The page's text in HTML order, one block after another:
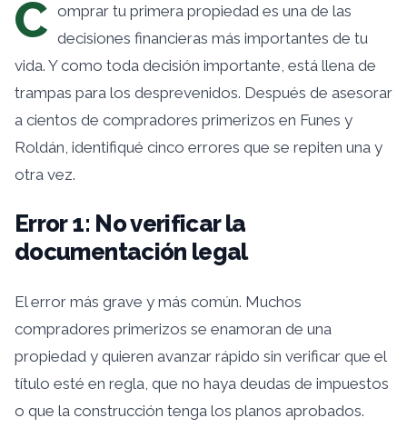
C omprar tu primera propiedad es una de las
decisiones financieras más importantes de tu
vida. Y como toda decisión importante, está llena de
trampas para los desprevenidos. Después de asesorar
a cientos de compradores primerizos en Funes y
Roldán, identifiqué cinco errores que se repiten una y
otra vez.
Error 1: No verificar la
documentación legal
El error más grave y más común. Muchos
compradores primerizos se enamoran de una
propiedad y quieren avanzar rápido sin verificar que el
título esté en regla, que no haya deudas de impuestos
o que la construcción tenga los planos aprobados.